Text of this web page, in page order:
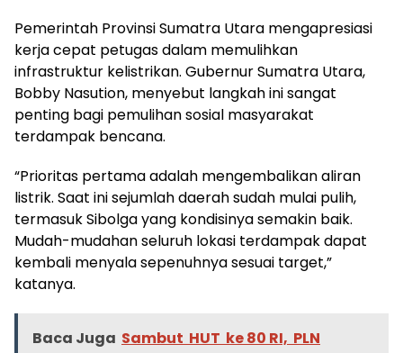
Pemerintah Provinsi Sumatra Utara mengapresiasi
kerja cepat petugas dalam memulihkan
infrastruktur kelistrikan. Gubernur Sumatra Utara,
Bobby Nasution, menyebut langkah ini sangat
penting bagi pemulihan sosial masyarakat
terdampak bencana.
“Prioritas pertama adalah mengembalikan aliran
listrik. Saat ini sejumlah daerah sudah mulai pulih,
termasuk Sibolga yang kondisinya semakin baik.
Mudah-mudahan seluruh lokasi terdampak dapat
kembali menyala sepenuhnya sesuai target,”
katanya.
Baca Juga Sambut HUT ke 80 RI, PLN